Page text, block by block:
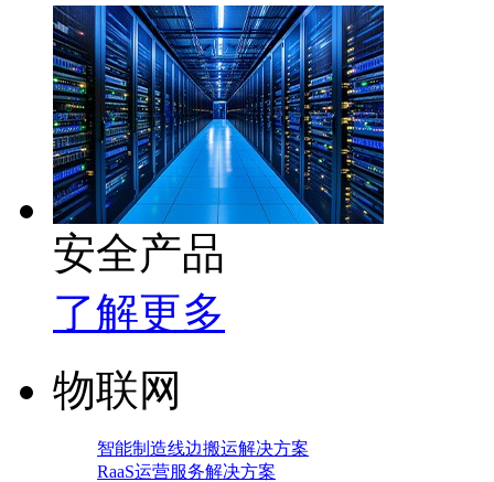
安全产品
了解更多
物联网
智能制造线边搬运解决方案
RaaS运营服务解决方案